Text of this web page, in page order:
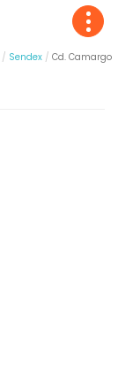
Sendex Cd. Camargo